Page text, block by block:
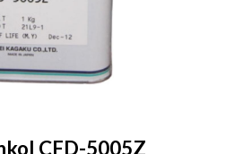
CFD-5005Z